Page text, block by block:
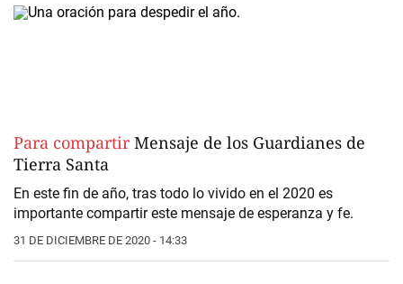
Para compartirMensaje de los Guardianes de
Tierra Santa
En este fin de año, tras todo lo vivido en el 2020 es
importante compartir este mensaje de esperanza y fe.
31 DE DICIEMBRE DE 2020 - 14:33